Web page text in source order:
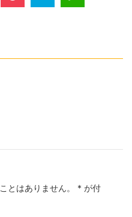
とはありません。 * が付